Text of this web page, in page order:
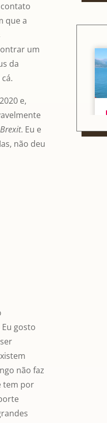
que a
um
da
e,
Brexit. Eu e
não deu
Eu gosto
não faz
tem por